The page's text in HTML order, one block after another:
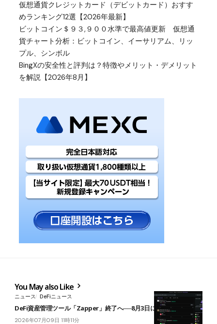
仮想通貨クレジットカード（デビットカード）おすす
めランキング12選【2026年最新】
ビットコイン＄９３,９００水準で最高値更新 仮想通
貨チャート分析：ビットコイン、イーサリアム、リッ
プル、シンボル
BingXの安全性と評判は？特徴やメリット・デメリット
を解説【2026年8月】
You May also Like
ニュース DeFiニュース
DeFi資産管理ツール「Zapper」終了へ──8月3日に全サービス停止
2026年07月09日 11時11分